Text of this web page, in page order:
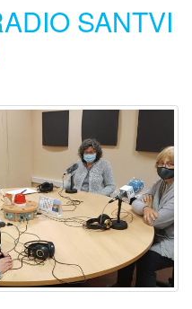
SANTVI